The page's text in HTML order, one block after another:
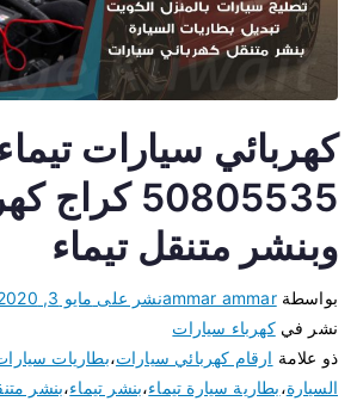
كهربائي سيارات
50805535 كراج
وبنشر متنقل تيماء
بواسطةammar ammarنشر على مايو 3, 2020
نشر فيكهرباء سيارات
ذو علامة ارقام كهربائي سيارات،بطاريات
السيارة،بطارية سيارة تيماء،بنشر تيماء،بنشر